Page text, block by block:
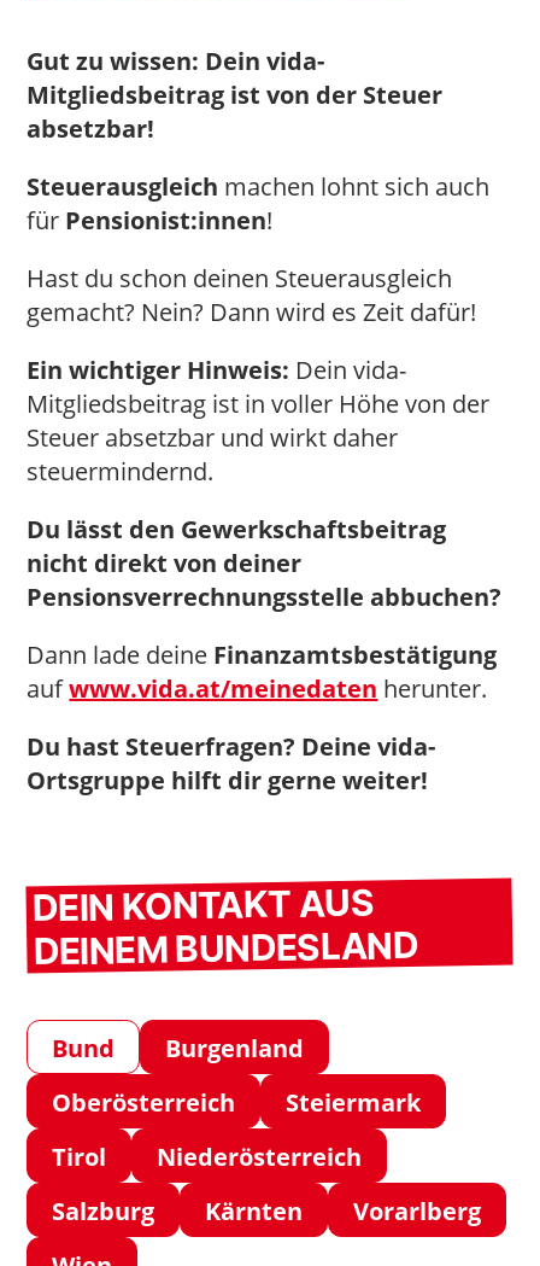
Gut zu wissen: Dein vida-
Mitgliedsbeitrag ist von der Steuer
absetzbar!
Steuerausgleich machen lohnt sich auch
für Pensionist:innen!
Hast du schon deinen Steuerausgleich
gemacht? Nein? Dann wird es Zeit dafür!
Ein wichtiger Hinweis: Dein vida-
Mitgliedsbeitrag ist in voller Höhe von der
Steuer absetzbar und wirkt daher
steuermindernd.
Du lässt den Gewerkschaftsbeitrag
nicht direkt von deiner
Pensionsverrechnungsstelle abbuchen?
Dann lade deine Finanzamtsbestätigung
aufwww.vida.at/meinedaten herunter.
Du hast Steuerfragen? Deine vida-
Ortsgruppe hilft dir gerne weiter!
DEIN KONTAKT AUS
DEINEM BUNDESLAND
Bund
Burgenland
Oberösterreich
Steiermark
Tirol
Niederösterreich
Salzburg
Kärnten
Vorarlberg